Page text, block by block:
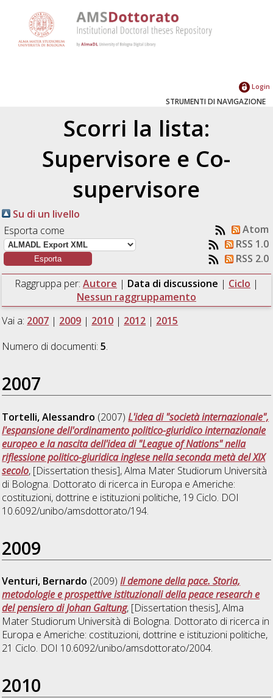
Login
STRUMENTI DI NAVIGAZIONE
Scorri la lista:
Supervisore e Co-
supervisore
Su di un livello
Esporta come
Atom
RSS 1.0
RSS 2.0
Raggruppa per: Autore | Data di discussione | Ciclo |
Nessun raggruppamento
Vai a: 2007 | 2009 | 2010 | 2012 | 2015
Numero di documenti:5.
2007
Tortelli, Alessandro (2007)L'idea di "società internazionale",
l'espansione dell'ordinamento politico-giuridico internazionale
europeo e la nascita dell'idea di "League of Nations" nella
riflessione politico-giuridica inglese nella seconda metà del XIX
secolo, [Dissertation thesis], Alma Mater Studiorum Università
di Bologna. Dottorato di ricerca in Europa e Americhe:
costituzioni, dottrine e istituzioni politiche, 19 Ciclo. DOI
10.6092/unibo/amsdottorato/194.
2009
Venturi, Bernardo (2009)Il demone della pace. Storia,
metodologie e prospettive istituzionali della peace research e
del pensiero di Johan Galtung, [Dissertation thesis], Alma
Mater Studiorum Università di Bologna. Dottorato di ricerca in
Europa e Americhe: costituzioni, dottrine e istituzioni politiche,
21 Ciclo. DOI 10.6092/unibo/amsdottorato/2004.
2010